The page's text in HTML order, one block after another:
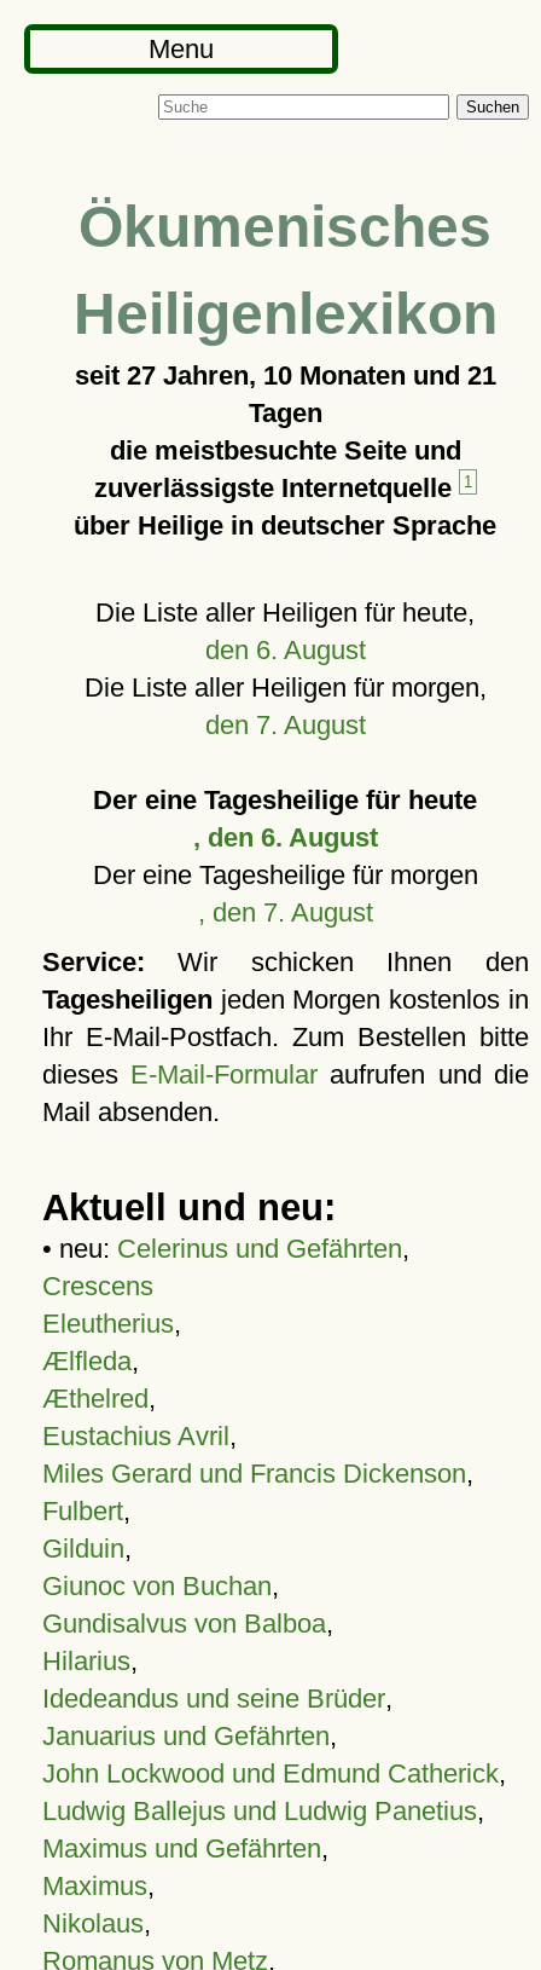
Menu
Suchen
Ökumenisches
Heiligenlexikon
seit 27 Jahren, 10 Monaten und 21
Tagen
die meistbesuchte Seite und
zuverlässigste Internetquelle
1
über Heilige in deutscher Sprache
Die Liste aller Heiligen für heute,
den 6. August
Die Liste aller Heiligen für morgen,
den 7. August
Der eine Tagesheilige für heute
, den 6. August
Der eine Tagesheilige für morgen
, den 7. August
Service: Wir schicken Ihnen den
Tagesheiligen jeden Morgen kostenlos in
Ihr E-Mail-Postfach. Zum Bestellen bitte
dieses E-Mail-Formular aufrufen und die
Mail absenden.
Aktuell und neu:
• neu: Celerinus und Gefährten,
Crescens
Eleutherius,
Ælfleda,
Æthelred,
Eustachius Avril,
Miles Gerard und Francis Dickenson,
Fulbert,
Gilduin,
Giunoc von Buchan,
Gundisalvus von Balboa,
Hilarius,
Idedeandus und seine Brüder,
Januarius und Gefährten,
John Lockwood und Edmund Catherick,
Ludwig Ballejus und Ludwig Panetius,
Maximus und Gefährten,
Maximus,
Nikolaus,
Romanus von Metz,